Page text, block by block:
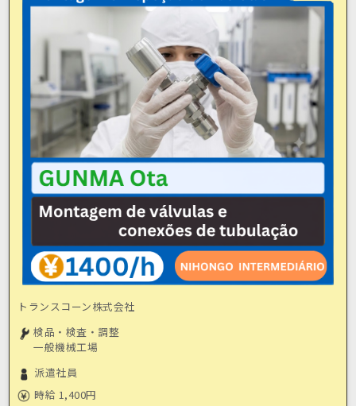
トランスコーン株式会社
検品・検査・調整
一般機械工場
派遣社員
時給 1,400円